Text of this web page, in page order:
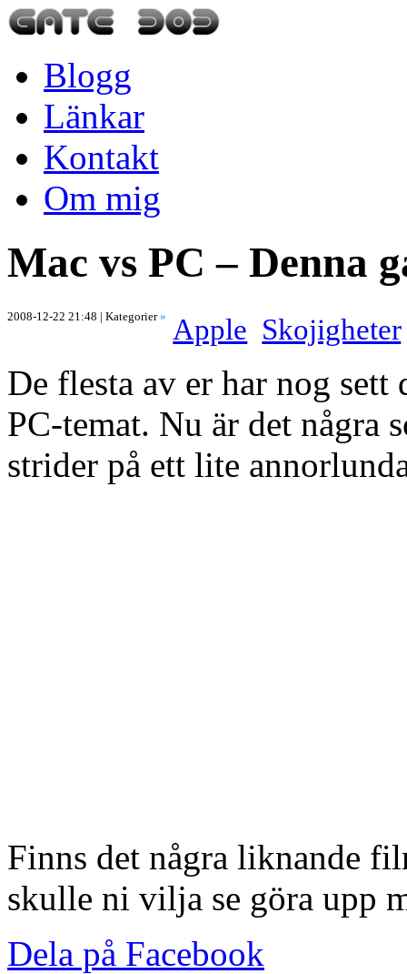
Blogg
Länkar
Kontakt
Om mig
Mac vs PC – Denna
2008-12-22 21:48 | Kategorier» Apple Skojigheter
De flesta av er har nog
PC-temat. Nu är det några
strider på ett lite
Finns det några liknande
skulle ni vilja se göra upp
Dela på Facebook